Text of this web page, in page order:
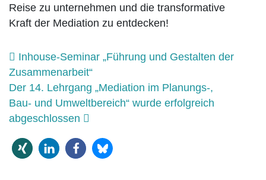
Reise zu unternehmen und die transformative
Kraft der Mediation zu entdecken!
Beitrags-Navigation
Inhouse-Seminar „Führung und Gestalten der
Zusammenarbeit“
Der 14. Lehrgang „Mediation im Planungs-,
Bau- und Umweltbereich“ wurde erfolgreich
abgeschlossen